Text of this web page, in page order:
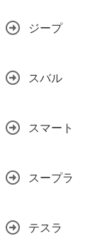
ジープ
スバル
スマート
スープラ
テスラ